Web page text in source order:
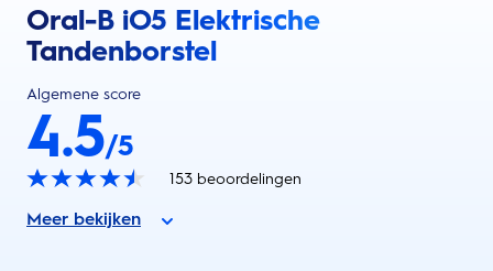
Oral-B iO5 Elektrische
Tandenborstel
Algemene score
4.5/5
153 beoordelingen
Meer bekijken